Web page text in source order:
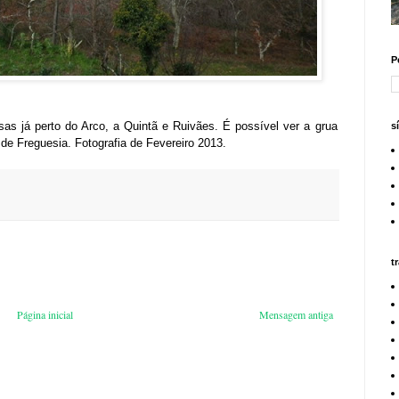
já perto do Arco, a Quintã e Ruivães. É possível ver a grua
Freguesia. Fotografia de Fevereiro 2013.
Mensagem antiga
Página inicial